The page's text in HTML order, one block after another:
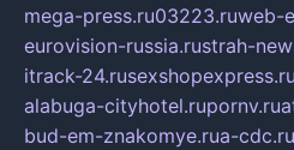
mega-press.ru03223.ruweb-
eurovision-russia.rustrah-
itrack-24.rusexshopexpress.ru
alabuga-cityhotel.rupornv.ru
bud-em-znakomye.rua-cdc.ru